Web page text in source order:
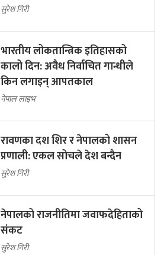
सुरेश गिरी
भारतीय लोकतान्त्रिक इतिहासको
कालो दिन: अवैध निर्वाचित गान्धीले
किन लगाइन् आपतकाल
नेपाल लाइभ
रावणका दश शिर र नेपालको शासन
प्रणाली: एकल सोचले देश बन्दैन
सुरेश गिरी
नेपालको राजनीतिमा जवाफदेहिताको
संकट
सुरेश गिरी